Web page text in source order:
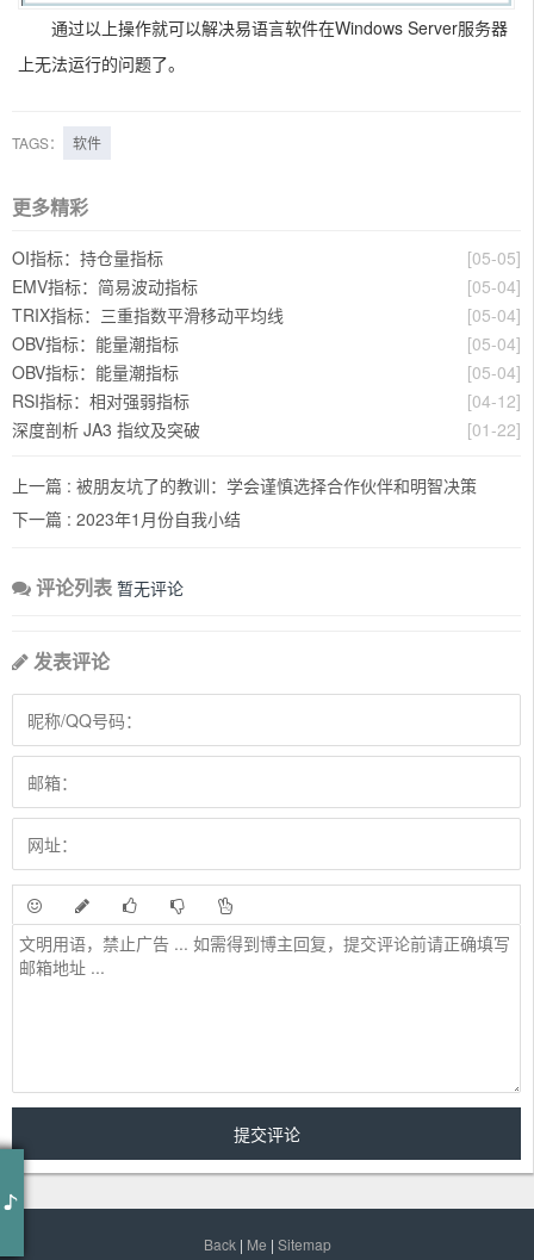
通过以上操作就可以解决易语言软件在Windows Server服务器
上无法运行的问题了。
TAGS： 软件
更多精彩
[05-05]
OI指标：持仓量指标
[05-04]
EMV指标：简易波动指标
[05-04]
TRIX指标：三重指数平滑移动平均线
[05-04]
OBV指标：能量潮指标
[05-04]
OBV指标：能量潮指标
[04-12]
RSI指标：相对强弱指标
[01-22]
深度剖析 JA3 指纹及突破
上一篇 : 被朋友坑了的教训：学会谨慎选择合作伙伴和明智决策
下一篇 : 2023年1月份自我小结
评论列表 暂无评论
发表评论
Back| Me | Sitemap
作词 : 福禄寿FloruitShow
编曲 : 福禄寿FloruitShow
制作人 : 福禄寿FloruitShow